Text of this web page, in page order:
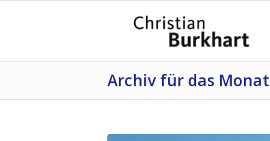
Archiv für das